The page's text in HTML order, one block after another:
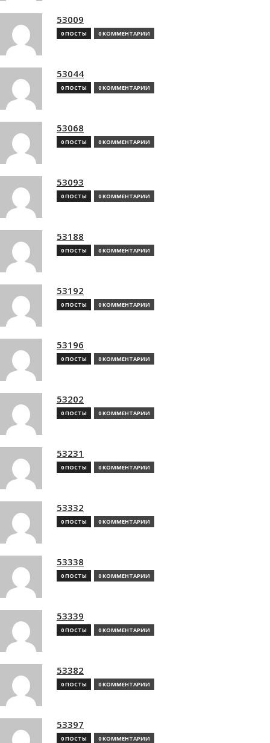
53009
0 ПОСТЫ 0 КОММЕНТАРИИ
53044
0 ПОСТЫ 0 КОММЕНТАРИИ
53068
0 ПОСТЫ 0 КОММЕНТАРИИ
53093
0 ПОСТЫ 0 КОММЕНТАРИИ
53188
0 ПОСТЫ 0 КОММЕНТАРИИ
53192
0 ПОСТЫ 0 КОММЕНТАРИИ
53196
0 ПОСТЫ 0 КОММЕНТАРИИ
53202
0 ПОСТЫ 0 КОММЕНТАРИИ
53231
0 ПОСТЫ 0 КОММЕНТАРИИ
53332
0 ПОСТЫ 0 КОММЕНТАРИИ
53338
0 ПОСТЫ 0 КОММЕНТАРИИ
53339
0 ПОСТЫ 0 КОММЕНТАРИИ
53382
0 ПОСТЫ 0 КОММЕНТАРИИ
53397
0 ПОСТЫ 0 КОММЕНТАРИИ